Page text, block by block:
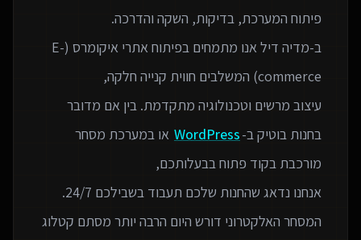
ב-מדיה דיל אנו מתמחים בפיתוח אתרי איקומרס (E-
עיצוב מרשים וטכנולוגיה מתקדמת. בין אם מדובר
בחנות בוטיק ב-WordPress או במערכת מסחר
המסחר האלקטרוני דורש היום הרבה יותר מסתם קטלוג